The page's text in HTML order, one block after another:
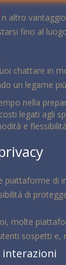
n altro
fino al
uoi chattare in
un legame
nella
legati agli
e
piattaforme di
di
oi, molte
sospetti
interazioni